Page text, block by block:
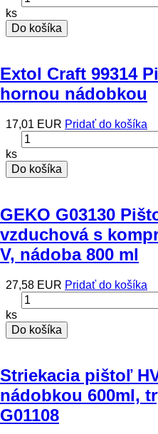
ks
Do košíka
Extol Craft 99314
hornou nádobkou
17,01 EUR Pridať do košíka
ks
Do košíka
GEKO G03130
vzduchová s
V, nádoba 800 ml
27,58 EUR Pridať do košíka
ks
Do košíka
Striekacia pištoľ
nádobkou 600ml,
G01108